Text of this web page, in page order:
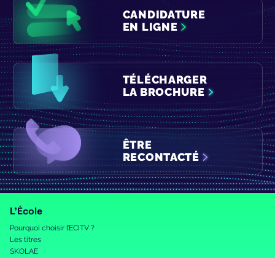
CANDIDATURE
EN LIGNE
TÉLÉCHARGER
LA BROCHURE
ÊTRE
RECONTACTÉ
L’École
Pourquoi choisir l’ECITV ?
Les titres
SKOLAE